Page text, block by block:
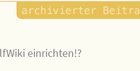
einrichten!?